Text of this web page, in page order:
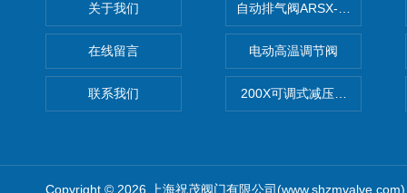
关于我们
在线留言
联系我们
自动排气阀ARSX-0015/
电动高温调节阀
200X可调式减压阀（减压稳
Copyright © 2026 上海祝茂阀门有限公司